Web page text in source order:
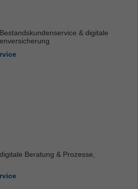
& digitale
Beratung & Prozesse,